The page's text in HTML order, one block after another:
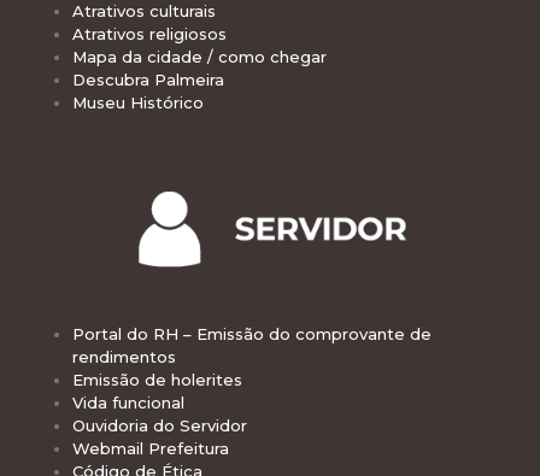
Atrativos culturais
Atrativos religiosos
Mapa da cidade / como chegar
Descubra Palmeira
Museu Histórico
Portal do RH – Emissão do comprovante de
rendimentos
Emissão de holerites
Vida funcional
Ouvidoria do Servidor
Webmail Prefeitura
Código de Ética